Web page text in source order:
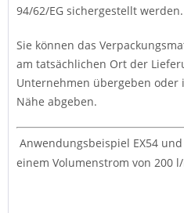
94/62/EG sichergestellt werden.
Sie können das
am tatsächlichen Ort der
Unternehmen übergeben
Nähe abgeben.
Anwendungsbeispiel EX54
einem Volumenstrom von 200